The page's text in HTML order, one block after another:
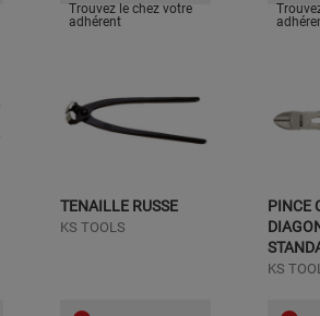
Trouvez le chez votre
adhérent
TENAILLE RUSSE
KS TOOLS
PINCE
KS